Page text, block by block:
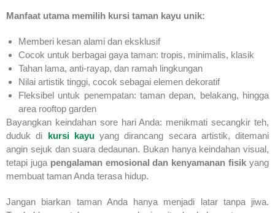
Manfaat utama memilih kursi taman kayu unik:
Memberi kesan alami dan eksklusif
Cocok untuk berbagai gaya taman: tropis, minimalis, klasik
Tahan lama, anti-rayap, dan ramah lingkungan
Nilai artistik tinggi, cocok sebagai elemen dekoratif
Fleksibel untuk penempatan: taman depan, belakang, hingga
area rooftop garden
Bayangkan keindahan sore hari Anda: menikmati secangkir teh,
duduk di kursi kayuyang dirancang secara artistik, ditemani
angin sejuk dan suara dedaunan. Bukan hanya keindahan visual,
tetapi juga pengalaman emosional dan kenyamanan fisik yang
membuat taman Anda terasa hidup.
Jangan biarkan taman Anda hanya menjadi latar tanpa jiwa.